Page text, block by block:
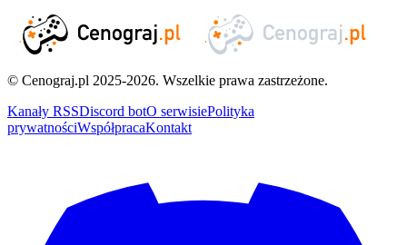
© Cenograj.pl 2025-2026. Wszelkie prawa zastrzeżone.
Kanały RSSDiscord botO serwisiePolityka
prywatnościWspółpracaKontakt